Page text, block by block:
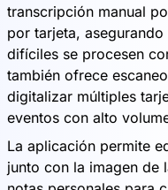
transcripción manual
por tarjeta,
difíciles se procesen
también ofrece
digitalizar múltiples
eventos con alto
La aplicación permite
junto con la imagen de